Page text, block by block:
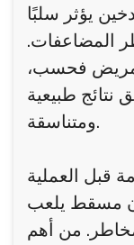
يؤثر سلبًا
المضاعفات.
فحسب،
نتائج طبيعية
ومتناسقة.
قبل العملية
مسقط يلعب
من أهم